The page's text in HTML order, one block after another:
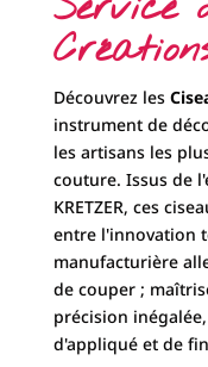
Découvrez les
instrument de
les artisans les
couture. Issus de
KRETZER, ces
entre l'innovation
manufacturière
de couper ;
précision
d'appliqué et de